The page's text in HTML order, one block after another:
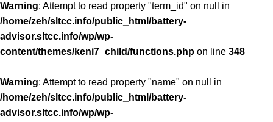
Warning: Attempt to read property "term_id" on null in
/home/zeh/sltcc.info/public_html/battery-
advisor.sltcc.info/wp/wp-
content/themes/keni7_child/functions.php on line 348
Warning: Attempt to read property "name" on null in
/home/zeh/sltcc.info/public_html/battery-
advisor.sltcc.info/wp/wp-